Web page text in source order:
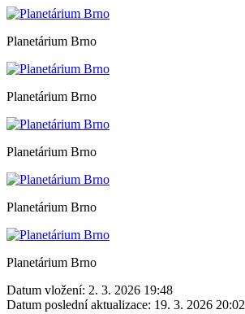
Planetárium Brno
Planetárium Brno
Planetárium Brno
Planetárium Brno
Planetárium Brno
Datum vložení: 2. 3. 2026 19:48
Datum poslední aktualizace: 19. 3. 2026 20:02